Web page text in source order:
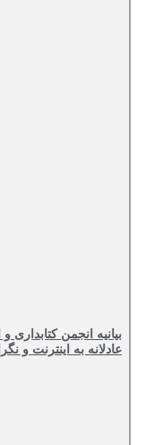
بیانیه انجمن
عادلانه به اینترنت و